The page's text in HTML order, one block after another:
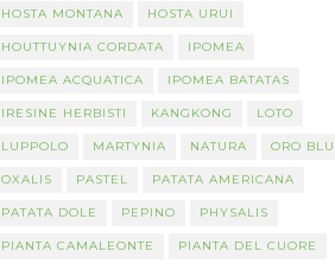
HOSTA MONTANA HOSTA URUI
HOUTTUYNIA CORDATA IPOMEA
IPOMEA ACQUATICA IPOMEA BATATAS
IRESINE HERBISTI KANGKONG LOTO
LUPPOLO MARTYNIA NATURA ORO BLU
OXALIS PASTEL PATATA AMERICANA
PATATA DOLE PEPINO PHYSALIS
PIANTA CAMALEONTE PIANTA DEL CUORE